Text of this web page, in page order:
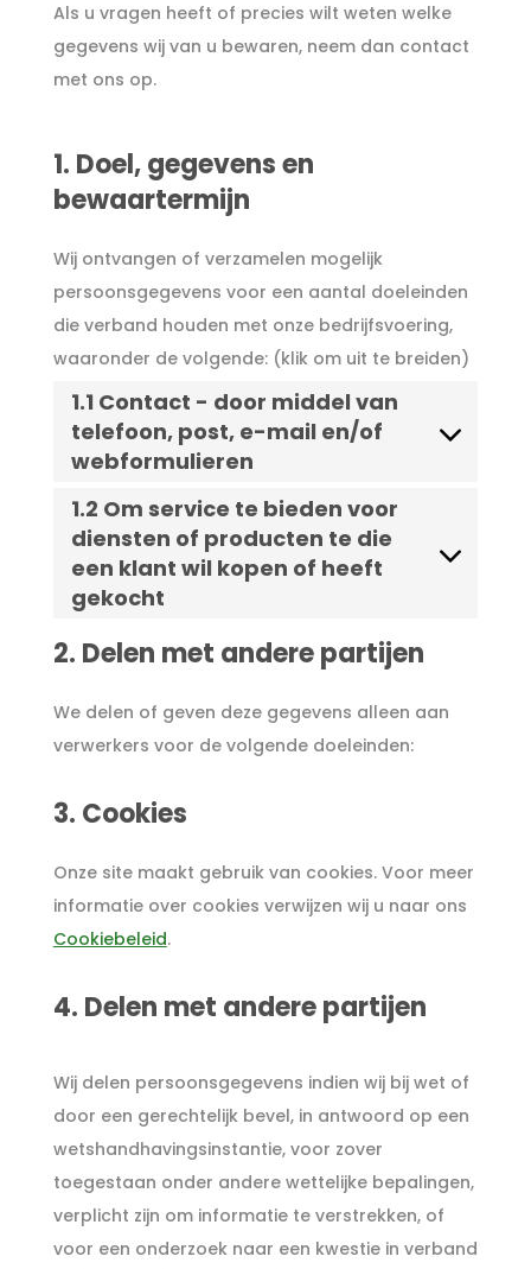
Als u vragen heeft of precies wilt weten welke
gegevens wij van u bewaren, neem dan contact
met ons op.
1. Doel, gegevens en
bewaartermijn
Wij ontvangen of verzamelen mogelijk
persoonsgegevens voor een aantal doeleinden
die verband houden met onze bedrijfsvoering,
waaronder de volgende: (klik om uit te breiden)
1.1 Contact - door middel van
telefoon, post, e-mail en/of
webformulieren
1.2 Om service te bieden voor
diensten of producten te die
een klant wil kopen of heeft
gekocht
2. Delen met andere partijen
We delen of geven deze gegevens alleen aan
verwerkers voor de volgende doeleinden:
3. Cookies
Onze site maakt gebruik van cookies. Voor meer
informatie over cookies verwijzen wij u naar ons
Cookiebeleid.
4. Delen met andere partijen
Wij delen persoonsgegevens indien wij bij wet of
door een gerechtelijk bevel, in antwoord op een
wetshandhavingsinstantie, voor zover
toegestaan onder andere wettelijke bepalingen,
verplicht zijn om informatie te verstrekken, of
voor een onderzoek naar een kwestie in verband